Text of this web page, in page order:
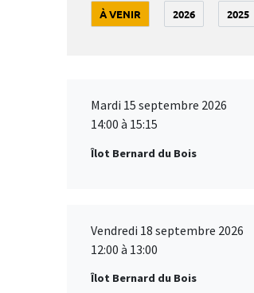
À VENIR 2026 2025
Mardi 15 septembre 2026
14:00 à 15:15
Îlot Bernard du Bois
Vendredi 18 septembre 2026
12:00 à 13:00
Îlot Bernard du Bois